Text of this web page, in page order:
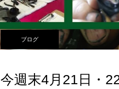
ブログ
今週末4月21日・